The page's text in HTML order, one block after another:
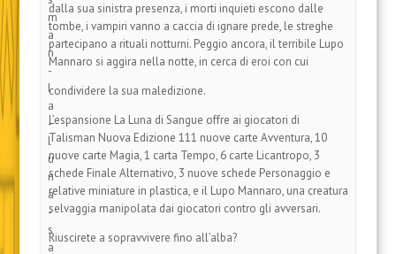
dalla sua sinistra presenza, i morti inquieti escono dalle
tombe, i vampiri vanno a caccia di ignare prede, le streghe
partecipano a rituali notturni. Peggio ancora, il terribile Lupo
Mannaro si aggira nella notte, in cerca di eroi con cui
condividere la sua maledizione.
L’espansione La Luna di Sangue offre ai giocatori di
Talisman Nuova Edizione 111 nuove carte Avventura, 10
nuove carte Magia, 1 carta Tempo, 6 carte Licantropo, 3
schede Finale Alternativo, 3 nuove schede Personaggio e
relative miniature in plastica, e il Lupo Mannaro, una creatura
selvaggia manipolata dai giocatori contro gli avversari.
Riuscirete a sopravvivere fino all’alba?